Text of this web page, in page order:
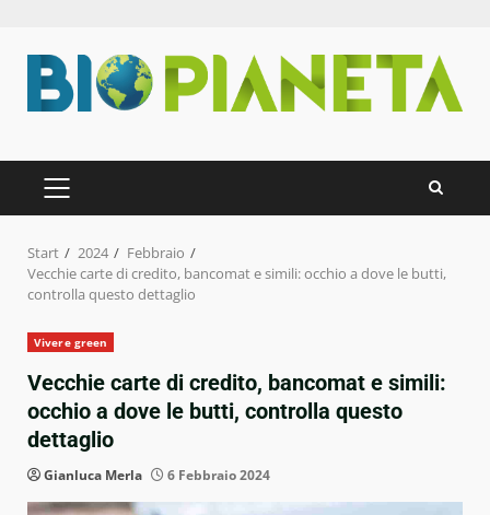
Inhalt
springen
PRIMÄRES
MENÜ
Start 2024
Febbraio
Vecchie carte di credito, bancomat e simili: occhio a dove le butti,
controlla questo dettaglio
Vivere green
Vecchie carte di credito, bancomat e simili:
occhio a dove le butti, controlla questo
dettaglio
Gianluca Merla 6 Febbraio 2024